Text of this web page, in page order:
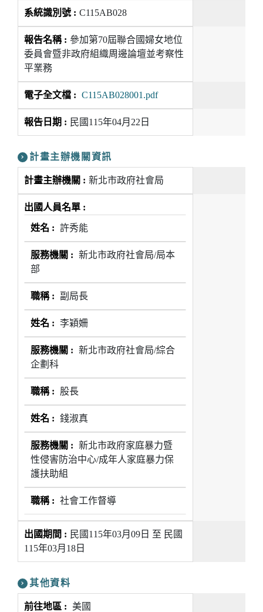
C115AB028
參加第70屆聯合國婦女地位
委員會暨非政府組織周邊論壇並考察性
平業務
C115AB028001.pdf
民國115年04月22日
計畫主辦機關資訊
新北市政府社會局
許秀能
新北市政府社會局/局本
部
副局長
李穎姍
新北市政府社會局/綜合
企劃科
股長
錢淑真
新北市政府家庭暴力暨
性侵害防治中心/成年人家庭暴力保
護扶助組
社會工作督導
民國115年03月09日 至 民國
115年03月18日
其他資料
美國